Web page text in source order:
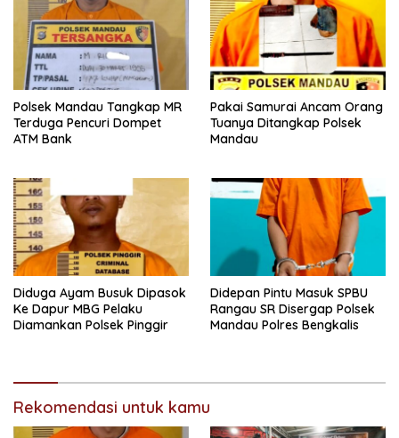
Polsek Mandau Tangkap MR
Terduga Pencuri Dompet
ATM Bank
Pakai Samurai Ancam Orang
Tuanya Ditangkap Polsek
Mandau
Diduga Ayam Busuk Dipasok
Ke Dapur MBG Pelaku
Diamankan Polsek Pinggir
Didepan Pintu Masuk SPBU
Rangau SR Disergap Polsek
Mandau Polres Bengkalis
Rekomendasi untuk kamu